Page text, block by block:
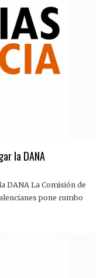
la DANA
DANA La Comisión de
pone rumbo